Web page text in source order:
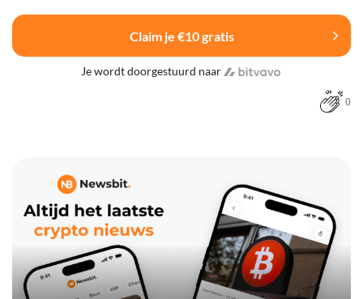
Claim je €10 gratis
Je wordt doorgestuurd naar
0